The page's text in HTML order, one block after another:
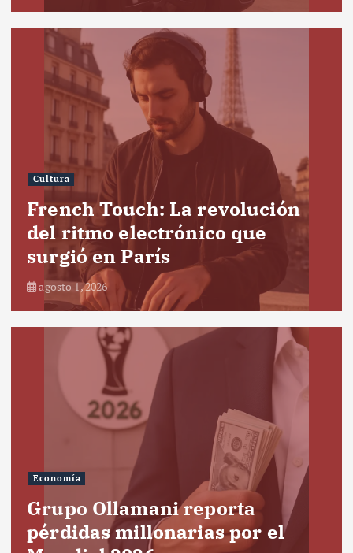
Cultura
French Touch: La revolución
del ritmo electrónico que
surgió en París
agosto 1, 2026
Economía
Grupo Ollamani reporta
pérdidas millonarias por el